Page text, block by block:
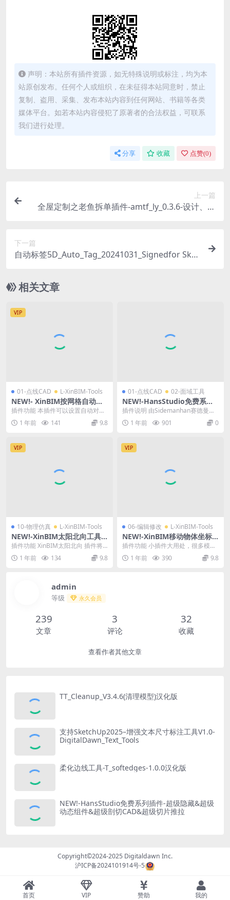
声明：本站所有插件资源，如无特殊说明或标注，均为本
站原创发布。任何个人或组织，在未征得本站同意时，禁止
复制、盗用、采集、发布本站内容到任何网站、书籍等各类
媒体平台。如若本站内容侵犯了原著者的合法权益，可联系
我们进行处理。
分享 收藏 点赞(0)
上一篇
全屋定制之老鱼拆单插件-amtf_ly_0.3.6-设计、拆
下一篇
自动标签5D_Auto_Tag_20241031_Signedfor Sket
相关文章
VIP
01-点线CAD L-XinBIM-Tools
NEW!- XinBIM按网格自动排
列对象插件-按照网格平面、行
和列排列对象的工具
插件功能 本插件可以设置自动对齐
OXY网格，是一款轻量化可用于在
SketchU...
1 年前 141 9.8
01-点线CAD 02-面域工具
NEW!-HansStudio免费系列
插件-超级隐藏&超级动态组件
&超级剖切CAD&超级切片推
拉
插件说明 由Sidemanhan赛德曼开
发的多个免费插件第一波为：超级
隐藏&am...
1 年前 901 0
VIP
10-物理仿真 L-XinBIM-Tools
NEW!-XinBIM太阳北向工具V
1.01-快速旋转指北方向，保存
每个场景的旋转角度，可向各
个方向旋转太阳方向，支持 Vr
插件功能 XinBIM太阳北向 插件将
为您带来诸多优势-快速旋转指北方
向，保存每...
1 年前 134 9.8
VIP
06-编辑修改 L-XinBIM-Tools
NEW!-XinBIM移动物体坐标
到原点插件 for SketchUp20
25
插件功能 小插件大用处，很多模型
需要将坐标精确归位到SketchUp三
维坐标的原...
1 年前 390 9.8
admin
等级 永久会员
239
文章
3
评论
32
收藏
查看作者其他文章
TT_Cleanup_V3.4.6(清理模型)汉化版
支持SketchUp2025–增强文本尺寸标注工具V1.0-
DigitalDawn_Text_Tools
柔化边线工具-T_softedges-1.0.0汉化版
NEW!-HansStudio免费系列插件-超级隐藏&超级
动态组件&超级剖切CAD&超级切片推拉
Copyright©2024-2025 Digitaldawn Inc.
沪ICP备2024101914号-5
首页 VIP 赞助 我的